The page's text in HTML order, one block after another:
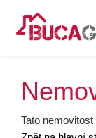
Tato